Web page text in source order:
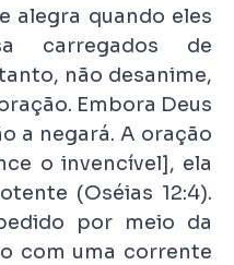
alegra quando eles
carregados de
não desanime,
Embora Deus
a negará. A oração
o invencível], ela
(Oséias 12:4).
por meio da
com uma corrente